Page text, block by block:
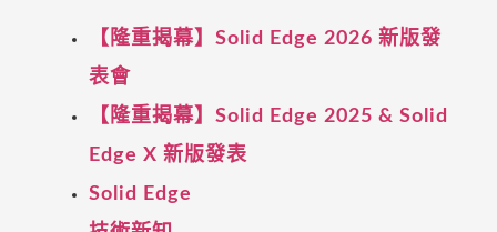
【隆重揭幕】Solid Edge 2026 新版發
表會
【隆重揭幕】Solid Edge 2025 & Solid
Edge X 新版發表
Solid Edge